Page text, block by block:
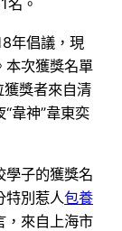
名。
年倡議，現
本次獲獎名單
獎者來自清
韋神”韋東奕
學子的獲獎名
特別惹人包養
，來自上海市